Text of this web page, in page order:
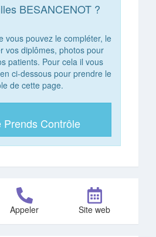
BESANCENOT ?
vous pouvez le compléter, le
vos diplômes, photos pour
patients. Pour cela il vous
ci-dessous pour prendre le
de cette page.
Prends Contrôle
Appeler Site web